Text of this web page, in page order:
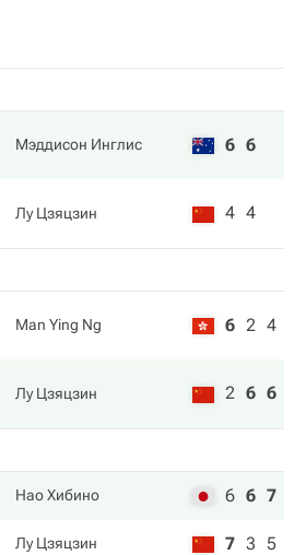
Мэддисон Инглис 6 6
Лу Цзяцзин 4 4
Man Ying Ng 6 2 4
Лу Цзяцзин 2 6 6
Нао Хибино 6 6 7
Лу Цзяцзин 7 3 5